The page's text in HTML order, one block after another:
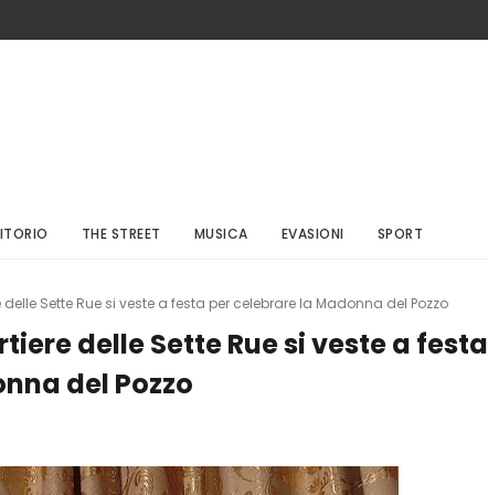
THE STREET MUSICA EVASIONI SPORT
Sette Rue si veste a festa per celebrare la Madonna del Pozzo
delle Sette Rue si veste a festa
del Pozzo